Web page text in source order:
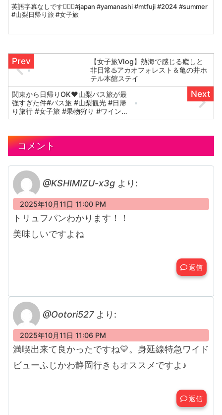
英語字幕なしです🙇🏻‍♀️#japan #yamanashi #mtfuji #2024 #summer
#山梨日帰り旅 #女子旅
【女子旅Vlog】熱海で感じる癒しと
非日常♨️アカオフォレスト＆亀の井ホ
テル本館ステイ
関東から日帰りOK♥山梨バス旅が最
強すぎた件#バス旅 #山梨観光 #日帰
り旅行 #女子旅 #果物狩り #ワイン試
飲 #週末旅行 #国内旅行おすすめバス
コメント
@KSHIMIZU-x3g より:
2025年10月11日 11:00 PM
トリュフパンわかります！！
美味しいですよね
返信
@Ootori527 より:
2025年10月11日 11:06 PM
満喫出来て良かったですね💛。身延線特急ワイド
ビューふじかわ静岡行きもオススメですよ♪
返信